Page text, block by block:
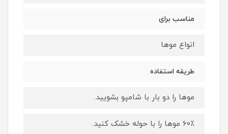
مناسب برای
انواع موها
طریقه استفاده
موها را دو بار با شامپو بشویید.
60٪ موها را با حوله خشک کنید.